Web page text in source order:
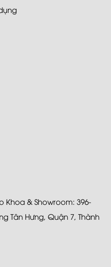
Khoa & Showroom: 396-
Tân Hưng, Quận 7, Thành